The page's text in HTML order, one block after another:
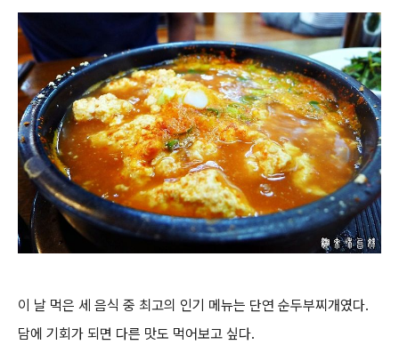
이 날 먹은 세 음식 중 최고의 인기 메뉴는 단연 순두부찌개였다.
담에 기회가 되면 다른 맛도 먹어보고 싶다.